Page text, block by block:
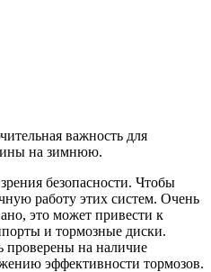
важность для
на зимнюю.
безопасности. Чтобы
работу этих систем. Очень
это может привести к
и тормозные диски.
проверены на наличие
эффективности тормозов.